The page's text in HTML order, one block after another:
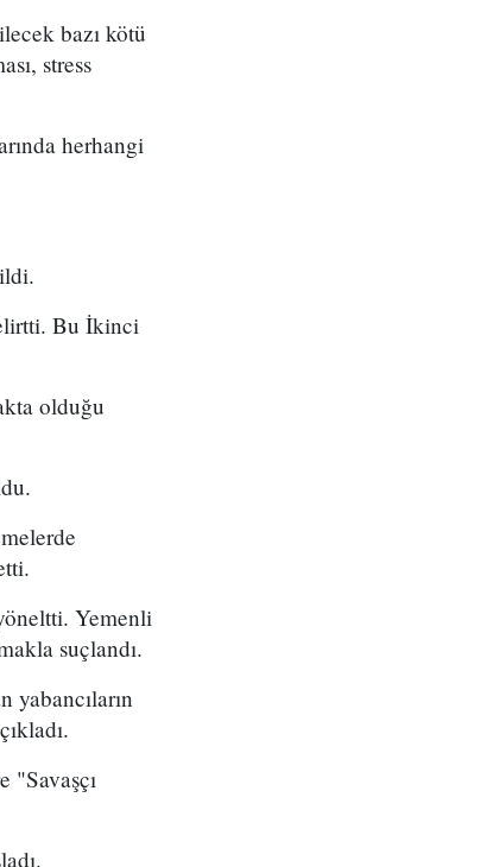
bazı kötü
stress
herhangi
Bu İkinci
olduğu
Yemenli
suçlandı.
yabancıların
"Savaşçı